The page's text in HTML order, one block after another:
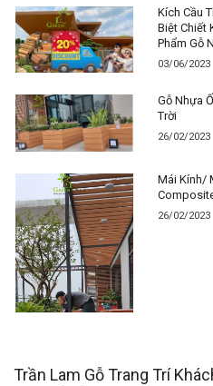
Kích Cầu
Biệt Chiết
Phẩm Gỗ
03/06/2023
Gỗ Nhựa
Trời
26/02/2023
Mái Kính/
26/02/2023
Trần Lam Gỗ Trang Trí